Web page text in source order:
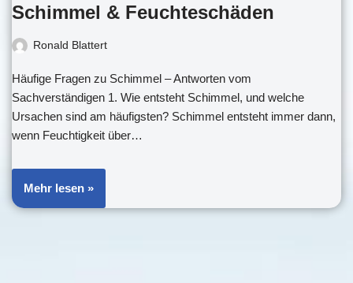
Schimmel & Feuchteschäden
Ronald Blattert
Häufige Fragen zu Schimmel – Antworten vom
Sachverständigen 1. Wie entsteht Schimmel, und welche
Ursachen sind am häufigsten? Schimmel entsteht immer dann,
wenn Feuchtigkeit über…
Mehr lesen »